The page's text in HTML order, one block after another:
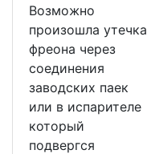
Возможно
произошла утечка
фреона через
соединения
заводских паек
или в испарителе
который
подвергся